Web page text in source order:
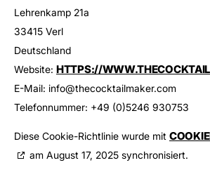
Lehrenkamp 21a
33415 Verl
Deutschland
Website: HTTPS://
E-Mail: info@thecocktailmaker.com
Telefonnummer: +49 (0)5246 930753
Diese Cookie-Richtlinie wurde mit
am August 17, 2025 synchronisiert.